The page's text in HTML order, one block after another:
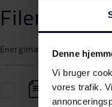
Denne
Vi bruger
vores trafik.
Filer
Energimærkning
Energilabel